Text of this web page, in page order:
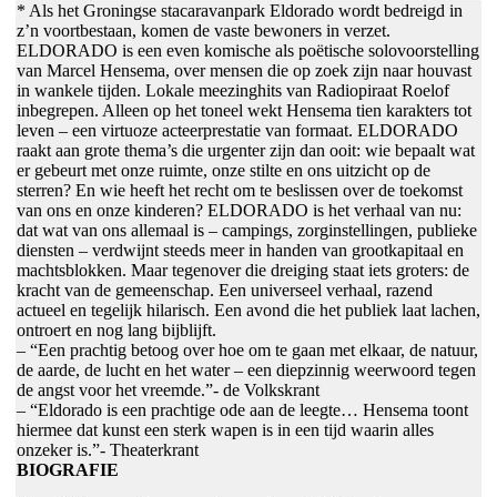
* Als het Groningse stacaravanpark Eldorado wordt bedreigd in
z’n voortbestaan, komen de vaste bewoners in verzet.
ELDORADO is een even komische als poëtische solovoorstelling
van Marcel Hensema, over mensen die op zoek zijn naar houvast
in wankele tijden. Lokale meezinghits van Radiopiraat Roelof
inbegrepen. Alleen op het toneel wekt Hensema tien karakters tot
leven – een virtuoze acteerprestatie van formaat. ELDORADO
raakt aan grote thema’s die urgenter zijn dan ooit: wie bepaalt wat
er gebeurt met onze ruimte, onze stilte en ons uitzicht op de
sterren? En wie heeft het recht om te beslissen over de toekomst
van ons en onze kinderen? ELDORADO is het verhaal van nu:
dat wat van ons allemaal is – campings, zorginstellingen, publieke
diensten – verdwijnt steeds meer in handen van grootkapitaal en
machtsblokken. Maar tegenover die dreiging staat iets groters: de
kracht van de gemeenschap. Een universeel verhaal, razend
actueel en tegelijk hilarisch. Een avond die het publiek laat lachen,
ontroert en nog lang bijblijft.
– “Een prachtig betoog over hoe om te gaan met elkaar, de natuur,
de aarde, de lucht en het water – een diepzinnig weerwoord tegen
de angst voor het vreemde.”- de Volkskrant
– “Eldorado is een prachtige ode aan de leegte… Hensema toont
hiermee dat kunst een sterk wapen is in een tijd waarin alles
onzeker is.”- Theaterkrant
BIOGRAFIE